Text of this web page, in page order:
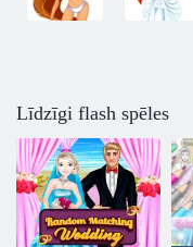
Līdzīgi flash spēles